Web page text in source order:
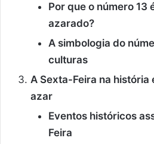
Por que o número 13
azarado?
A simbologia do
culturas
A Sexta-Feira na história
azar
Eventos históricos
Feira